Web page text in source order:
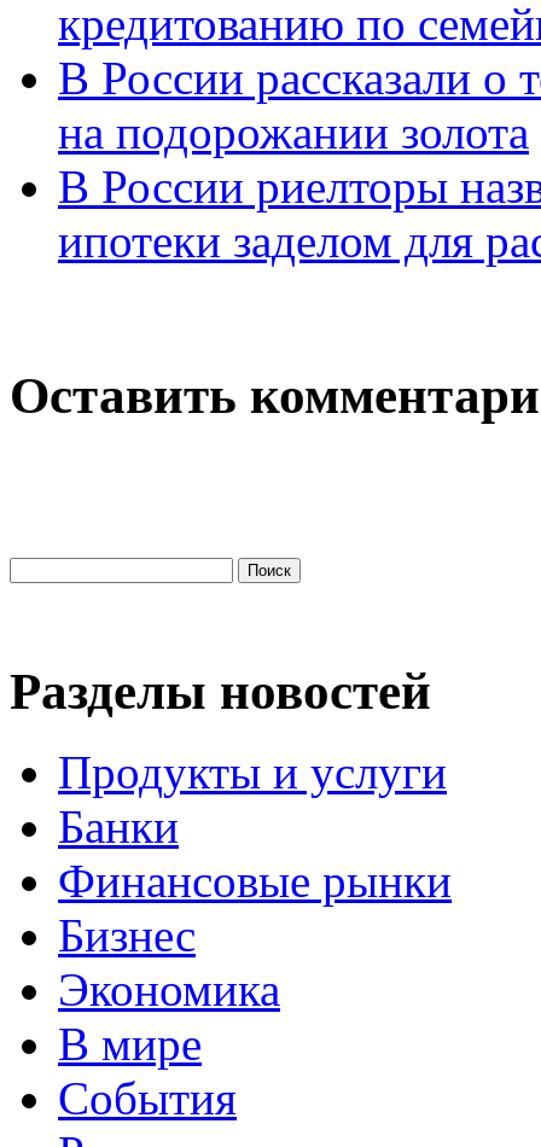
кредитованию по
В России рассказали о
на подорожании золота
В России риелторы
ипотеки заделом для
Оставить
Разделы новостей
Продукты и услуги
Банки
Финансовые рынки
Бизнес
Экономика
В мире
События